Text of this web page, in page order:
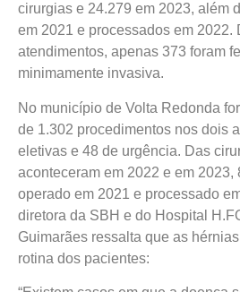
cirurgias e 24.279 em 2023, além
em 2021 e processados em 2022.
atendimentos, apenas 373 foram
minimamente invasiva.
No município de Volta Redonda
de 1.302 procedimentos nos dois
eletivas e 48 de urgência. Das
aconteceram em 2022 e em 2023,
operado em 2021 e processado
diretora da SBH e do Hospital
Guimarães ressalta que as
rotina dos pacientes: